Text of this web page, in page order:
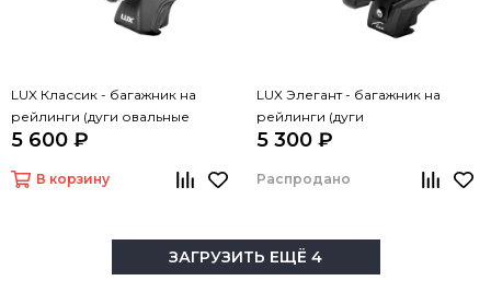
LUX Классик - багажник на
рейлинги (дуги овальные
серые, 1,2м)
5 600 ₽
В корзину
LUX Элегант - багажник на
рейлинги (дуги
прямоугольные черные, 1,2м)
5 300 ₽
Распродано
ЗАГРУЗИТЬ ЕЩЁ 4